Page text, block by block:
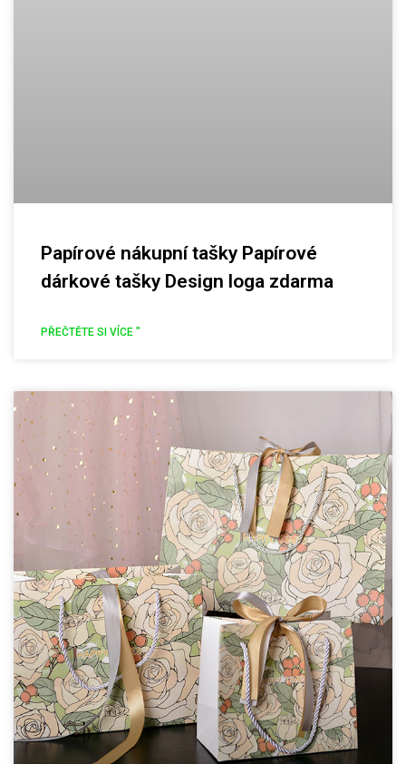
Papírové nákupní tašky Papírové
dárkové tašky Design loga zdarma
PŘEČTĚTE SI VÍCE "